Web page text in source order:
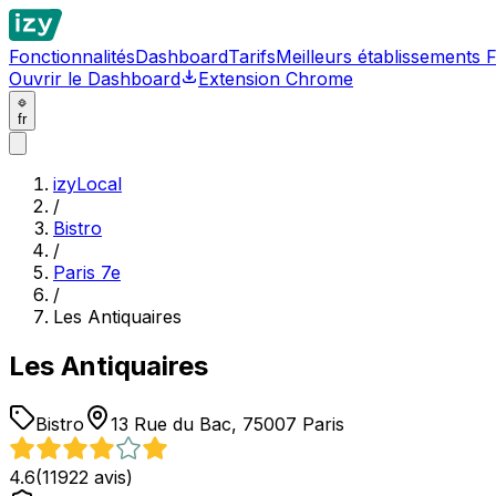
FonctionnalitésDashboardTarifsMeilleurs établissements
Ouvrir le Dashboard
Extension Chrome
fr
izyLocal
/
Bistro
/
Paris 7e
/
Les Antiquaires
Les Antiquaires
Bistro 13 Rue du Bac, 75007 Paris
4.6(11922 avis)